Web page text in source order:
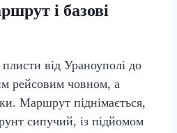
і базові
від Ураноуполі до
рейсовим човном, а
Маршрут піднімається,
сипучий, із підйомом